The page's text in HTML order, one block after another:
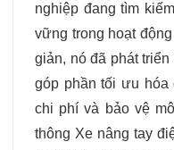
nghiệp đang tìm
vững trong hoạt
giản, nó đã phát
góp phần tối ưu hóa
chi phí và bảo vệ
thông Xe nâng tay